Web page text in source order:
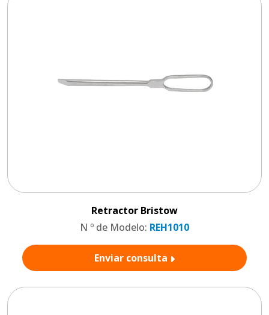
Retractor Bristow
N º de Modelo: REH1010
Enviar consulta